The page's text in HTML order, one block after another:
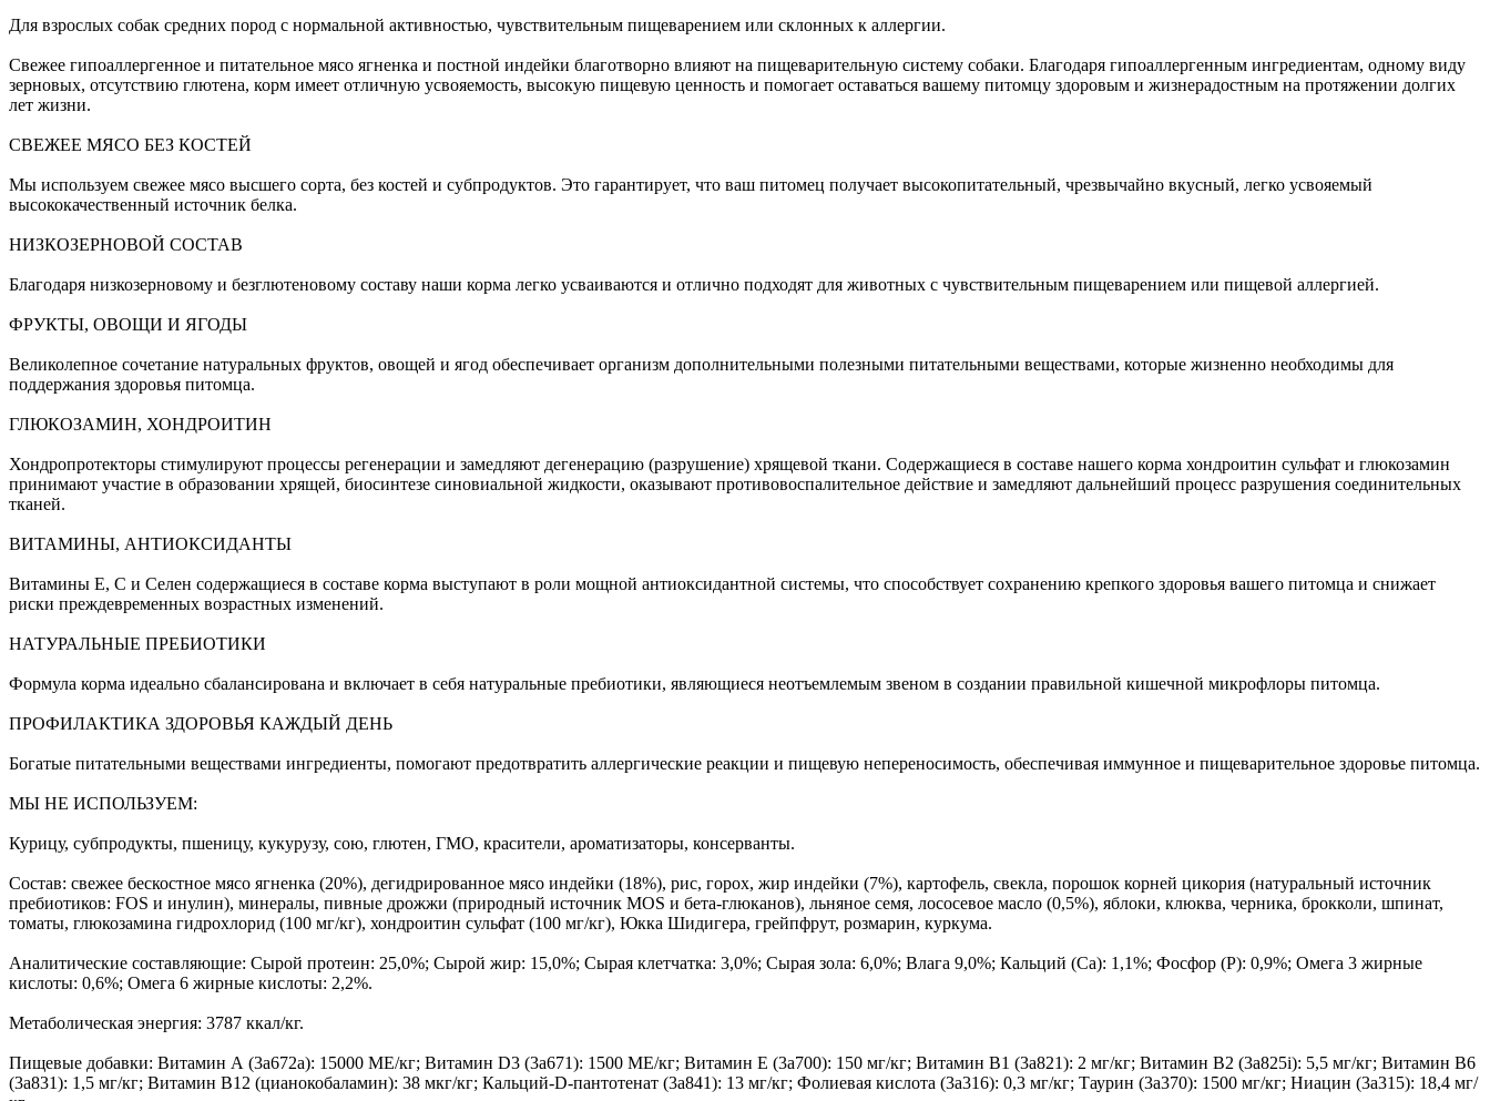
Для взрослых собак средних пород с нормальной активностью, чувствительным пищеварением или склонных к аллергии.
Свежее гипоаллергенное и питательное мясо ягненка и постной индейки благотворно влияют на пищеварительную систему собаки. Благодаря гипоаллергенным ингредиентам, одному виду
зерновых, отсутствию глютена, корм имеет отличную усвояемость, высокую пищевую ценность и помогает оставаться вашему питомцу здоровым и жизнерадостным на протяжении долгих
лет жизни.
СВЕЖЕЕ МЯСО БЕЗ КОСТЕЙ
Мы используем свежее мясо высшего сорта, без костей и субпродуктов. Это гарантирует, что ваш питомец получает высокопитательный, чрезвычайно вкусный, легко усвояемый
высококачественный источник белка.
НИЗКОЗЕРНОВОЙ СОСТАВ
Благодаря низкозерновому и безглютеновому составу наши корма легко усваиваются и отлично подходят для животных с чувствительным пищеварением или пищевой аллергией.
ФРУКТЫ, ОВОЩИ И ЯГОДЫ
Великолепное сочетание натуральных фруктов, овощей и ягод обеспечивает организм дополнительными полезными питательными веществами, которые жизненно необходимы для
поддержания здоровья питомца.
ГЛЮКОЗАМИН, ХОНДРОИТИН
Хондропротекторы стимулируют процессы регенерации и замедляют дегенерацию (разрушение) хрящевой ткани. Содержащиеся в составе нашего корма хондроитин сульфат и глюкозамин
принимают участие в образовании хрящей, биосинтезе синовиальной жидкости, оказывают противовоспалительное действие и замедляют дальнейший процесс разрушения соединительных
тканей.
ВИТАМИНЫ, АНТИОКСИДАНТЫ
Витамины Е, С и Селен содержащиеся в составе корма выступают в роли мощной антиоксидантной системы, что способствует сохранению крепкого здоровья вашего питомца и снижает
риски преждевременных возрастных изменений.
НАТУРАЛЬНЫЕ ПРЕБИОТИКИ
Формула корма идеально сбалансирована и включает в себя натуральные пребиотики, являющиеся неотъемлемым звеном в создании правильной кишечной микрофлоры питомца.
ПРОФИЛАКТИКА ЗДОРОВЬЯ КАЖДЫЙ ДЕНЬ
Богатые питательными веществами ингредиенты, помогают предотвратить аллергические реакции и пищевую непереносимость, обеспечивая иммунное и пищеварительное здоровье питомца.
МЫ НЕ ИСПОЛЬЗУЕМ:
Курицу, субпродукты, пшеницу, кукурузу, сою, глютен, ГМО, красители, ароматизаторы, консерванты.
Состав: свежее бескостное мясо ягненка (20%), дегидрированное мясо индейки (18%), рис, горох, жир индейки (7%), картофель, свекла, порошок корней цикория (натуральный источник
пребиотиков: FOS и инулин), минералы, пивные дрожжи (природный источник MOS и бета-глюканов), льняное семя, лососевое масло (0,5%), яблоки, клюква, черника, брокколи, шпинат,
томаты, глюкозамина гидрохлорид (100 мг/кг), хондроитин сульфат (100 мг/кг), Юкка Шидигера, грейпфрут, розмарин, куркума.
Аналитические составляющие: Сырой протеин: 25,0%; Сырой жир: 15,0%; Сырая клетчатка: 3,0%; Сырая зола: 6,0%; Влага 9,0%; Кальций (Ca): 1,1%; Фосфор (P): 0,9%; Омега 3 жирные
кислоты: 0,6%; Омега 6 жирные кислоты: 2,2%.
Метаболическая энергия: 3787 ккал/кг.
Пищевые добавки: Витамин А (3a672a): 15000 МЕ/кг; Витамин D3 (3a671): 1500 МЕ/кг; Витамин Е (3a700): 150 мг/кг; Витамин B1 (3a821): 2 мг/кг; Витамин B2 (3a825i): 5,5 мг/кг; Витамин B6
(3a831): 1,5 мг/кг; Витамин B12 (цианокобаламин): 38 мкг/кг; Кальций-D-пантотенат (3a841): 13 мг/кг; Фолиевая кислота (3a316): 0,3 мг/кг; Таурин (3a370): 1500 мг/кг; Ниацин (3a315): 18,4 мг/